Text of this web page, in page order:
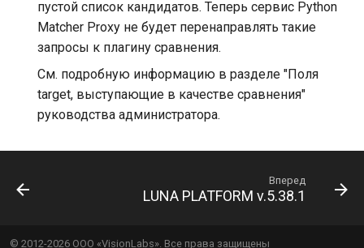
пустой список кандидатов. Теперь сервис Python
Matcher Proxy не будет перенаправлять такие
запросы к плагину сравнения.
См. подробную информацию в разделе "Поля
target, выступающие в качестве сравнения"
руководства администратора.
Вперед
LUNA PLATFORM v.5.38.1
© 2012-2026 ООО «VisionLabs». Все права защищены